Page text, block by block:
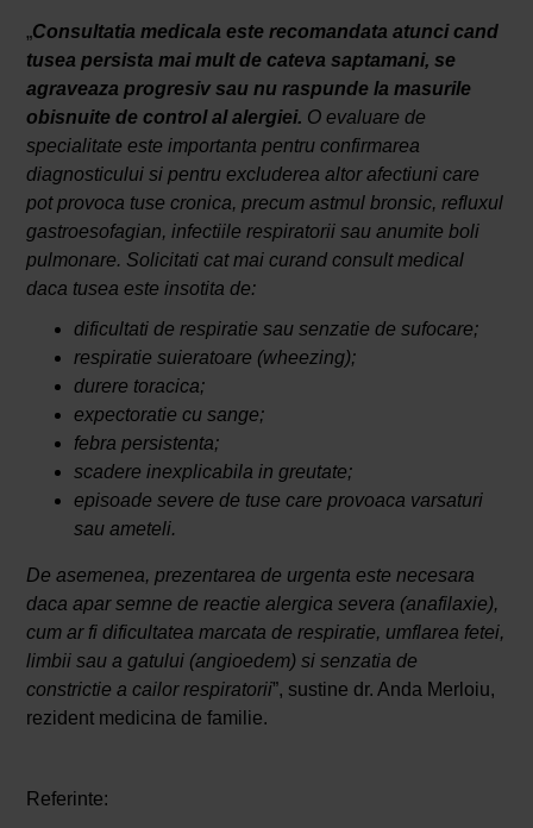
„Consultatia medicala este recomandata atunci cand
tusea persista mai mult de cateva saptamani, se
agraveaza progresiv sau nu raspunde la masurile
obisnuite de control al alergiei. O evaluare de
specialitate este importanta pentru confirmarea
diagnosticului si pentru excluderea altor afectiuni care
pot provoca tuse cronica, precum astmul bronsic, refluxul
gastroesofagian, infectiile respiratorii sau anumite boli
pulmonare. Solicitati cat mai curand consult medical
daca tusea este insotita de:
dificultati de respiratie sau senzatie de sufocare;
respiratie suieratoare (wheezing);
durere toracica;
expectoratie cu sange;
febra persistenta;
scadere inexplicabila in greutate;
episoade severe de tuse care provoaca varsaturi
sau ameteli.
De asemenea, prezentarea de urgenta este necesara
daca apar semne de reactie alergica severa (anafilaxie),
cum ar fi dificultatea marcata de respiratie, umflarea fetei,
limbii sau a gatului (angioedem) si senzatia de
constrictie a cailor respiratorii”, sustine dr. Anda Merloiu,
rezident medicina de familie.
Referinte: